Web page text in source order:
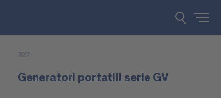
327
Generatori portatili serie GV